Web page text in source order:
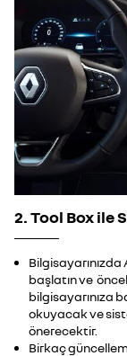
2. Tool Box ile
Bilgisayarınızda
başlatın ve
bilgisayarınıza
okuyacak ve
önerecektir.
Birkaç